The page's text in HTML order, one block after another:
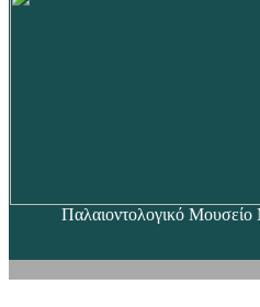
Παλαιοντολογικό Μουσείο